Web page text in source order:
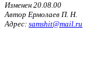
Изменен 20.08.00
Автор Ермолаев П. Н.
Адрес: samshit@mail.ru